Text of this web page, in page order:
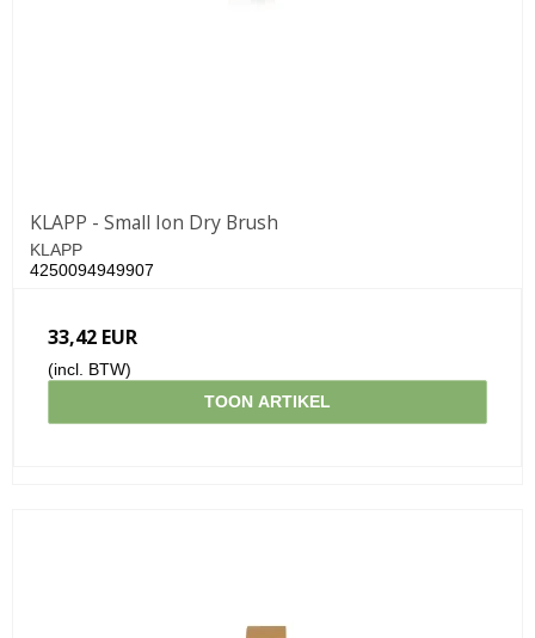
KLAPP - Small Ion Dry Brush
KLAPP
4250094949907
33,42 EUR
(incl. BTW)
TOON ARTIKEL